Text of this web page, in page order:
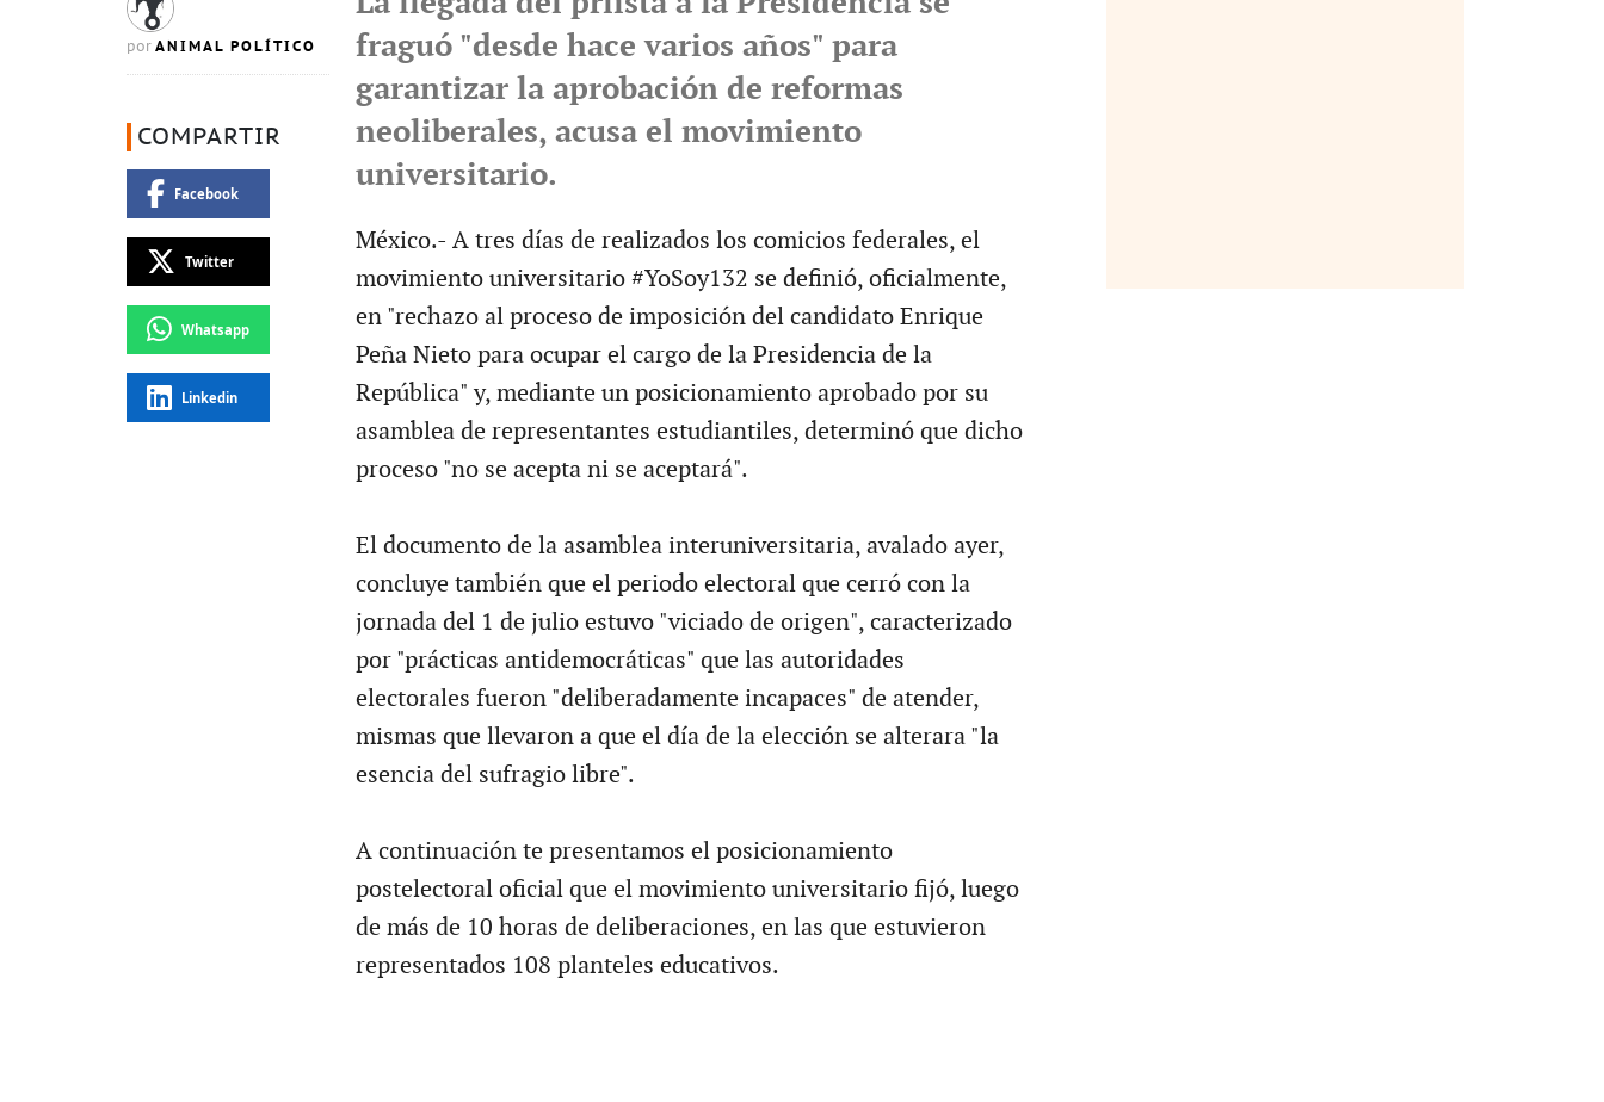
por ANIMAL POLÍTICO
COMPARTIR
Facebook
Twitter
Whatsapp
Linkedin
fraguó "desde hace varios años" para
garantizar la aprobación de reformas
neoliberales, acusa el movimiento
universitario.
México.- A tres días de realizados los comicios federales, el
movimiento universitario #YoSoy132 se definió, oficialmente,
en "rechazo al proceso de imposición del candidato Enrique
Peña Nieto para ocupar el cargo de la Presidencia de la
República" y, mediante un posicionamiento aprobado por su
asamblea de representantes estudiantiles, determinó que dicho
proceso "no se acepta ni se aceptará".
El documento de la asamblea interuniversitaria, avalado ayer,
concluye también que el periodo electoral que cerró con la
jornada del 1 de julio estuvo "viciado de origen", caracterizado
por "prácticas antidemocráticas" que las autoridades
electorales fueron "deliberadamente incapaces" de atender,
mismas que llevaron a que el día de la elección se alterara "la
esencia del sufragio libre".
A continuación te presentamos el posicionamiento
postelectoral oficial que el movimiento universitario fijó, luego
de más de 10 horas de deliberaciones, en las que estuvieron
representados 108 planteles educativos.